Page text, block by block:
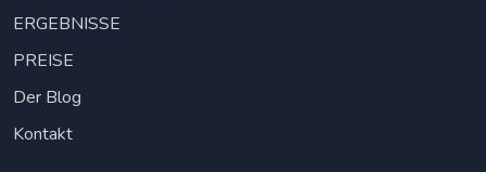
ERGEBNISSE
PREISE
Der Blog
Kontakt